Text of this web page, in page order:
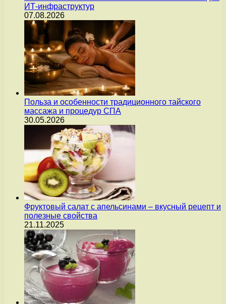
ИТ-инфраструктур
07.08.2026
Польза и особенности традиционного тайского
массажа и процедур СПА
30.05.2026
Фруктовый салат с апельсинами – вкусный рецепт и
полезные свойства
21.11.2025